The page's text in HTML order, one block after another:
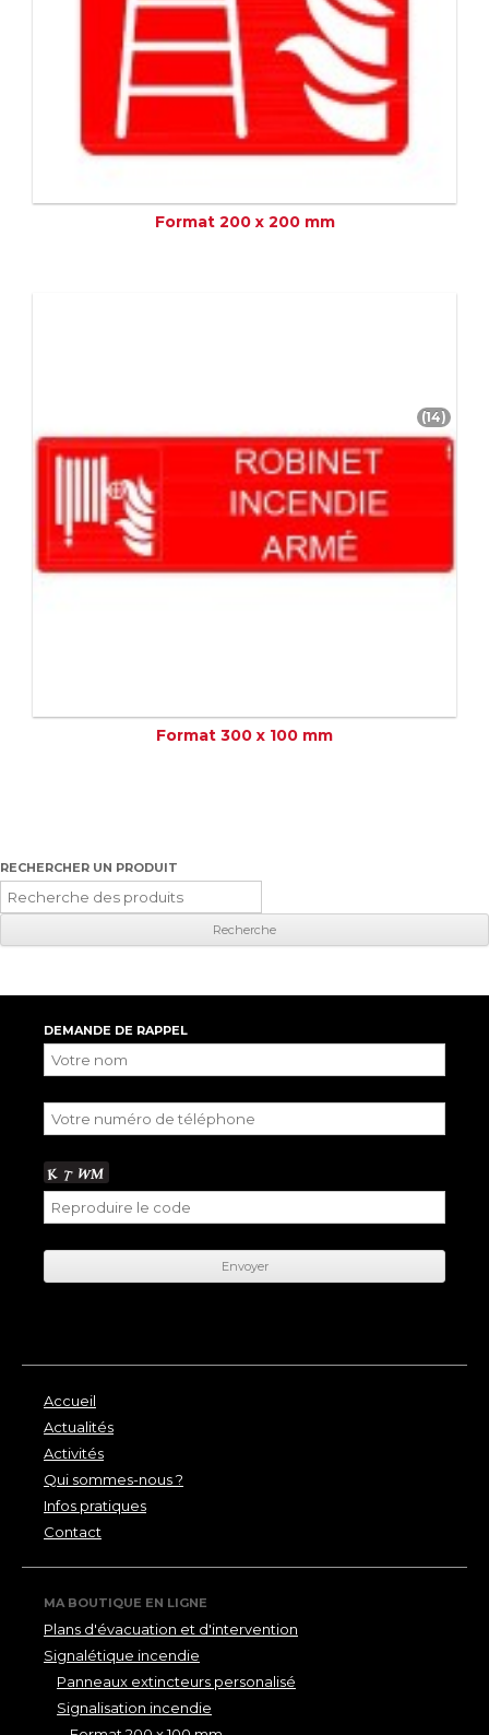
Format 200 x 200 mm
Format 300 x 100 mm
(14)
RECHERCHER UN PRODUIT
Recherche
pour
:
DEMANDE DE RAPPEL
Accueil
Actualités
Activités
Qui sommes-nous ?
Infos pratiques
Contact
MA BOUTIQUE EN LIGNE
Plans d'évacuation et d'intervention
Signalétique incendie
Panneaux extincteurs personalisé
Signalisation incendie